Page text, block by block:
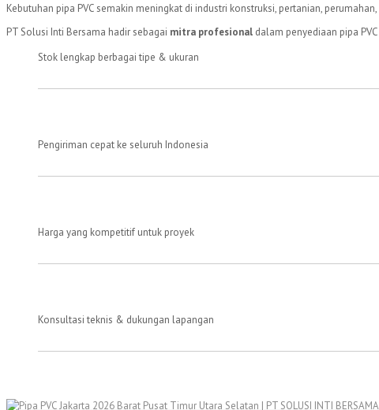
Kebutuhan pipa PVC semakin meningkat di industri konstruksi, pertanian,
PT Solusi Inti Bersama hadir sebagai mitra profesional dalam penyediaan pipa
Stok lengkap berbagai tipe & ukuran
Pengiriman cepat ke seluruh Indonesia
Harga yang kompetitif untuk proyek
Konsultasi teknis & dukungan lapangan